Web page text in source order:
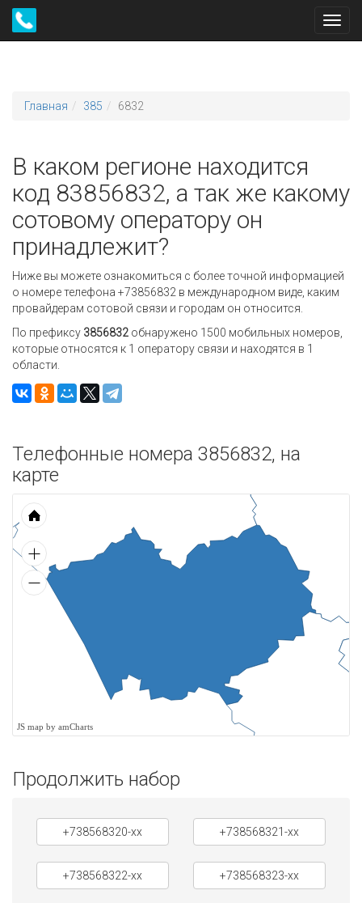
Главная 385 6832
В каком регионе находится
код 83856832, а так же какому
сотовому оператору он
принадлежит?
Ниже вы можете ознакомиться с более точной информацией
о номере телефона +73856832 в международном виде, каким
провайдерам сотовой связи и городам он относится.
По префиксу 3856832 обнаружено 1500 мобильных номеров,
которые относятся к 1 оператору связи и находятся в 1
области.
Телефонные номера 3856832, на
карте
JS map by amCharts
Продолжить набор
+738568320-xx +738568321-xx
+738568322-xx +738568323-xx